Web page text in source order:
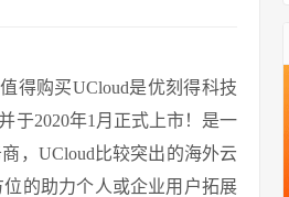
得购买UCloud是优刻得科技
于2020年1月正式上市！是一
，UCloud比较突出的海外云
的助力个人或企业用户拓展